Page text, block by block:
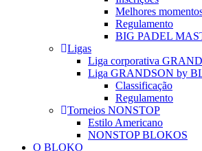
Melhores
Regulamento
BIG PADEL
Ligas
Liga corporativa
Liga GRANDSON by
Classificação
Regulamento
Torneios NONSTOP
Estilo Americano
NONSTOP BLOKOS
O BLOKO